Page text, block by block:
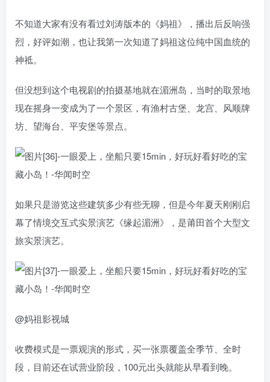
不知道大家有没有看过刘涛版本的《妈祖》，播出后反响强
烈，好评如潮，也让我第一次知道了妈祖这位纯中国血统的
神祗。
但没想到这个电视剧的拍摄基地就在湄洲岛，当时的取景地
现在摇身一变成为了一个景区，有渔村古堡、龙宫、风顺牌
坊、望海台、平安堡等景点。
如果只是游览这些建筑多少有些无聊，但是今年夏天刚刚启
幕了情境交互式实景演艺《缘起湄洲》，是莆田首个大型文
旅实景演艺。
@妈祖影视城
收费模式是一票观演的形式，买一张票覆盖全季节、全时
段，目前还在试营业阶段，100元出头就能从早看到晚。